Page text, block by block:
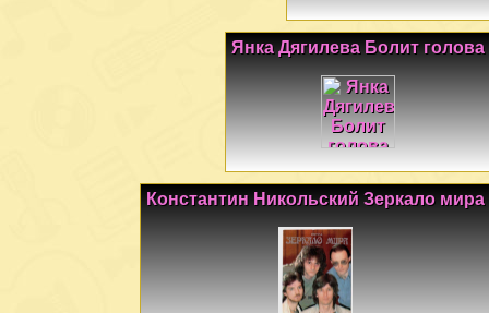
Янка Дягилева Болит голова
Константин Никольский Зеркало мира